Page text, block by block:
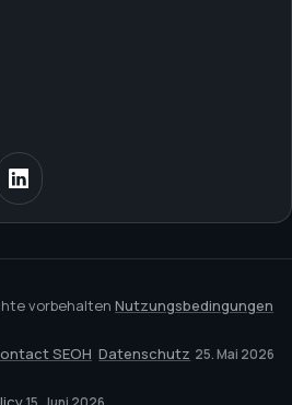
vorbehalten Nutzungsbedingungen
SEOH Datenschutz 25. Mai 2026